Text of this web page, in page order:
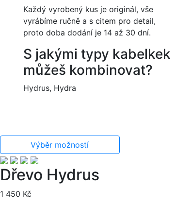
Každý vyrobený kus je originál, vše
vyrábíme ručně a s citem pro detail,
proto doba dodání je 14 až 30 dní.
S jakými typy kabelkek
můžeš kombinovat?
Hydrus, Hydra
Výběr možností
Dřevo Hydrus
1 450 Kč